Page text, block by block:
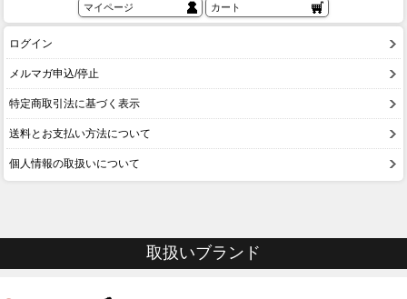
マイページ カート
ログイン
メルマガ申込/停止
特定商取引法に基づく表示
送料とお支払い方法について
個人情報の取扱いについて
取扱いブランド